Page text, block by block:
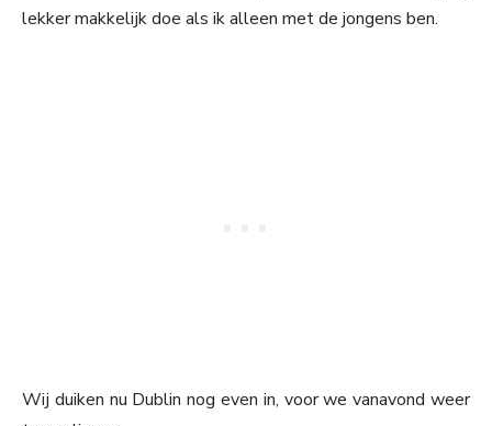
lekker makkelijk doe als ik alleen met de jongens ben.
Wij duiken nu Dublin nog even in, voor we vanavond weer